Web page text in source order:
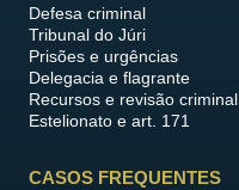
Defesa criminal
Tribunal do Júri
Prisões e urgências
Delegacia e flagrante
Recursos e revisão criminal
Estelionato e art. 171
CASOS FREQUENTES